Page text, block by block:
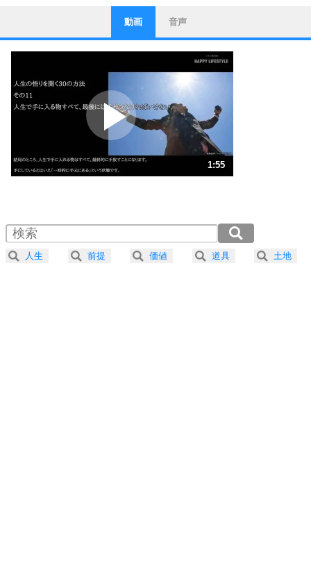
1
ストレス対策
他人と比べない。
いっそのこと、他人を見ない。
いらいらしない人になる30の方法
プラス思考
ポジティブになれない原因は、行動しないから。
ポジティブ思考になる30の方法
人生、なんとかなるもの。
気楽に生きる30の方法
4 器の大きい人は、怒りを優しさで表現する。
プラス思考
動画 音声
1:55
2.0倍速 （226KB 57秒）
2.5倍速 （181KB 46秒）
3.0倍速 （151KB 38秒）
人生 前提 価値 道具 土地